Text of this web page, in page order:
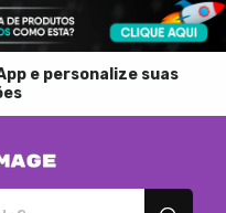
e personalize suas